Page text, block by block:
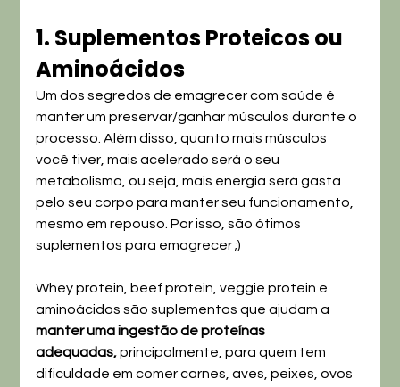
1. Suplementos Proteicos ou
Aminoácidos
Um dos segredos de emagrecer com saúde é
manter um preservar/ganhar músculos durante o
processo. Além disso, quanto mais músculos
você tiver, mais acelerado será o seu
metabolismo, ou seja, mais energia será gasta
pelo seu corpo para manter seu funcionamento,
mesmo em repouso. Por isso, são ótimos
suplementos para emagrecer ;)
Whey protein, beef protein, veggie protein e
aminoácidos são suplementos que ajudam a
manter uma ingestão de proteínas
adequadas, principalmente, para quem tem
dificuldade em comer carnes, aves, peixes, ovos